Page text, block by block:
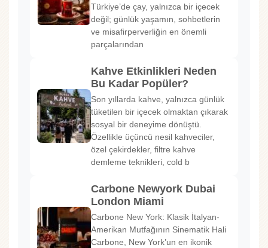
Türkiye’de çay, yalnızca bir içecek
değil; günlük yaşamın, sohbetlerin
ve misafirperverliğin en önemli
parçalarından
Kahve Etkinlikleri Neden
Bu Kadar Popüler?
Son yıllarda kahve, yalnızca günlük
tüketilen bir içecek olmaktan çıkarak
sosyal bir deneyime dönüştü.
Özellikle üçüncü nesil kahveciler,
özel çekirdekler, filtre kahve
demleme teknikleri, cold b
Carbone Newyork Dubai
London Miami
Carbone New York: Klasik İtalyan-
Amerikan Mutfağının Sinematik Hali
Carbone, New York’un en ikonik